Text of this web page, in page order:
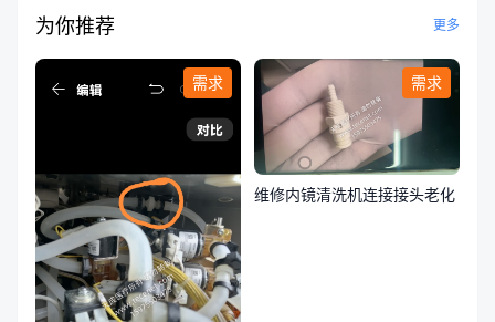
为你推荐 更多
需求 需求
维修内镜清洗机连接接头老化